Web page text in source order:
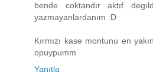
bende coktandır aktıf
yazmayanlardanım :D
Kırmızı kase montunu en
opuypumm
Yanıtla